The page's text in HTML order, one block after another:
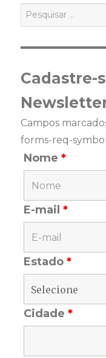
por:
Cadastre-
Campos
forms-req-
Nome*
E-mail*
Estado*
Cidade*